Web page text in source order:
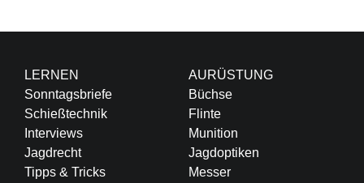
LERNEN
Sonntagsbriefe
Schießtechnik
Interviews
Jagdrecht
Tipps & Tricks
AURÜSTUNG
Büchse
Flinte
Munition
Jagdoptiken
Messer